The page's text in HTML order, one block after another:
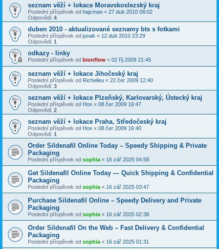
seznam věží + lokace Moravskoslezský kraj
Poslední příspěvek od hajcman « 27 dub 2010 08:02
Odpovědi: 4
duben 2010 - aktualizované seznamy bts s fotkami
Poslední příspěvek od junak « 12 dub 2010 23:29
Odpovědi: 1
odkazy - linky
Poslední příspěvek od bionflow « 02 říj 2009 21:45
seznam věží + lokace Jihočeský kraj
Poslední příspěvek od Richelieu « 22 čer 2009 12:40
Odpovědi: 3
seznam věží + lokace Plzeňský, Karlovarský, Ústecký kraj
Poslední příspěvek od Hox « 08 čer 2009 16:47
Odpovědi: 2
seznam věží + lokace Praha, Středočeský kraj
Poslední příspěvek od Hox « 08 čer 2009 16:40
Odpovědi: 1
Order Sildenafil Online Today – Speedy Shipping & Private
Packaging
Poslední příspěvek od sophia « 16 zář 2025 04:58
Get Sildenafil Online Today — Quick Shipping & Confidential
Packaging
Poslední příspěvek od sophia « 16 zář 2025 03:47
Purchase Sildenafil Online – Speedy Delivery and Private
Packaging
Poslední příspěvek od sophia « 16 zář 2025 02:38
Order Sildenafil On the Web – Fast Delivery & Confidential
Packaging
Poslední příspěvek od sophia « 16 zář 2025 01:31